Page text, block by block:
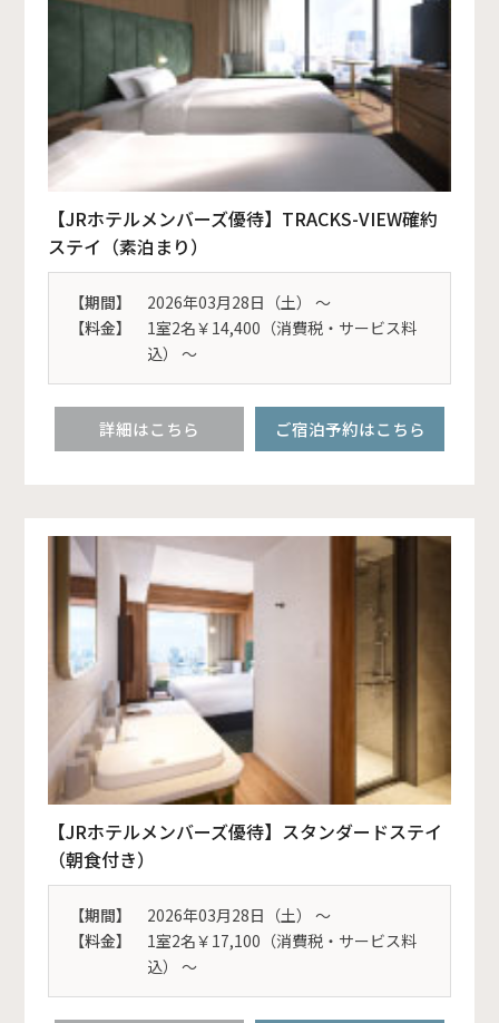
【JRホテルメンバーズ優待】TRACKS-VIEW確約
ステイ（素泊まり）
【期間】
2026年03月28日（土） 〜
【料金】
1室2名￥14,400（消費税・サービス料
込） ～
詳細はこちら ご宿泊予約はこちら
【JRホテルメンバーズ優待】スタンダードステイ
（朝食付き）
【期間】
2026年03月28日（土） 〜
【料金】
1室2名￥17,100（消費税・サービス料
込） ～